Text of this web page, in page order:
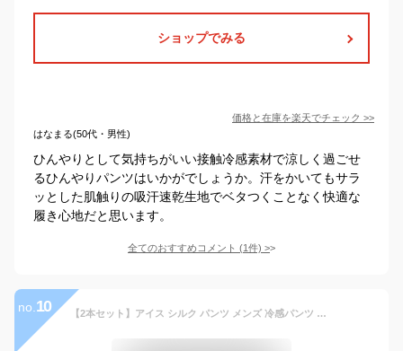
ショップでみる
価格と在庫を楽天でチェック >>
はなまる(50代・男性)
ひんやりとして気持ちがいい接触冷感素材で涼しく過ごせ
るひんやりパンツはいかがでしょうか。汗をかいてもサラ
ッとした肌触りの吸汗速乾生地でベタつくことなく快適な
履き心地だと思います。
全てのおすすめコメント (1件) >
no. 10 【2本セット】アイス シルク パンツ メンズ 冷感パンツ 接触冷感 アンクルパンツ ストレッチパンツ 夏 速乾 カジュアルパンツ チノパン テーパードパンツ 清涼 涼感 ズボン ゴルフパンツ